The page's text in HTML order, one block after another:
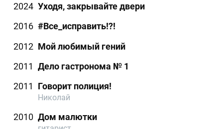
2024 Уходя, закрывайте двери
2016 #Все_исправить!?!
2012 Мой любимый гений
2011 Дело гастронома № 1
2011
Говорит полиция!
Николай
2010 Дом малютки